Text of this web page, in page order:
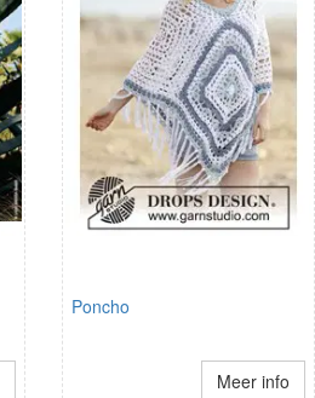
Poncho
Meer info